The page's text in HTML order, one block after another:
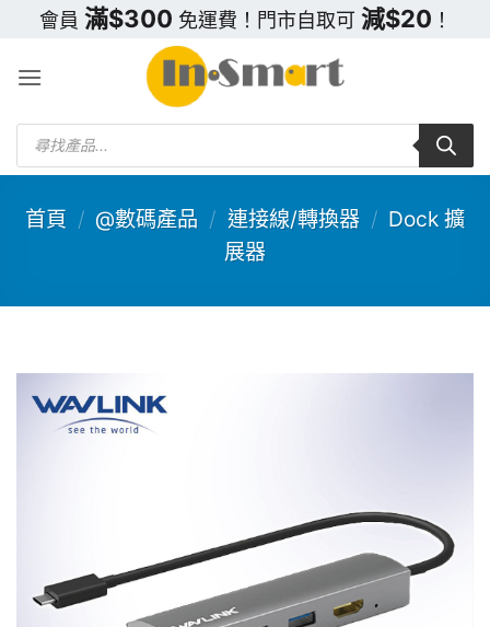
content
會員 滿$300 免運費！門市自取可 減$20 ！
Products
search
首頁 / @數碼產品 / 連接線/轉換器 / Dock 擴
展器